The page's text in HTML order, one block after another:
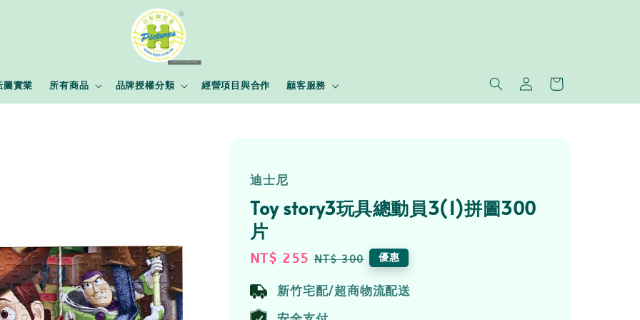
圖實業 所有商品 品牌授權分類 經營項目與合作 顧客服務
迪士尼
Toy story3玩具總動員3(1)拼圖300
片
Sale
NT$ 255 Regular
NT$ 300 優惠
新竹宅配/超商物流配送